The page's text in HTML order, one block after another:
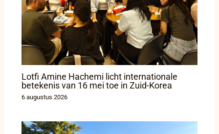
Lotfi Amine Hachemi licht internationale
betekenis van 16 mei toe in Zuid-Korea
6 augustus 2026